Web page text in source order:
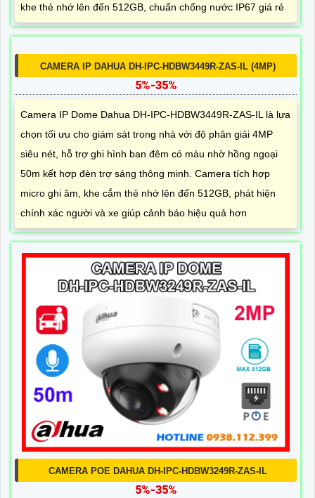
khe thẻ nhớ lên đến 512GB, chuẩn chống nước IP67 giá rẻ
CAMERA IP DAHUA DH-IPC-HDBW3449R-ZAS-IL (4MP)
5%-35%
Camera IP Dome Dahua DH-IPC-HDBW3449R-ZAS-IL là lựa
chọn tối ưu cho giám sát trong nhà với độ phân giải 4MP
siêu nét, hỗ trợ ghi hình ban đêm có màu nhờ hồng ngoại
50m kết hợp đèn trợ sáng thông minh. Camera tích hợp
micro ghi âm, khe cắm thẻ nhớ lên đến 512GB, phát hiện
chính xác người và xe giúp cảnh báo hiệu quả hơn
CAMERA POE DAHUA DH-IPC-HDBW3249R-ZAS-IL
5%-35%